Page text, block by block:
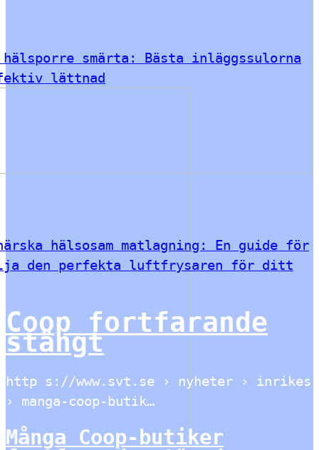
smärta: Bästa inläggssulorna
lättnad
hälsosam matlagning: En guide för
den perfekta luftfrysaren för ditt
Coop fortfarande
stängt
http s://www.svt.se › nyheter › inrikes
› manga-coop-butik…
Många Coop-butiker